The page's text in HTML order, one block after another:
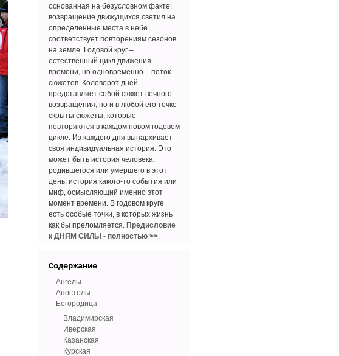
основанная на безусловном факте:
возвращение движущихся светил на
определенные места в небе
соответствует повторениям сезонов
на земле. Годовой круг –
естественный цикл движения
времени, но одновременно – поток
сюжетов. Коловорот дней
представляет собой сюжет вечного
возвращения, но и в любой его точке
скрыты сюжеты, которые
повторяются в каждом новом годовом
цикле. Из каждого дня выпархивает
своя индивидуальная история. Это
может быть история человека,
родившегося или умершего в этот
день, история какого-то события или
миф, осмысляющий именно этот
момент времени. В годовом круге
есть особые точки, в которых жизнь
как бы преломляется. Предисловие
к ДНЯМ СИЛЫ - полностью >>.
Содержание
Ангелы
Апостолы
Богородица
Владимирская
Иверская
Казанская
Курская